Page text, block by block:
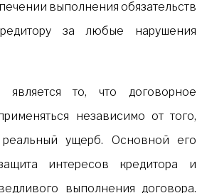
выполнения обязательств
за любые нарушения
то, что договорное
независимо от того,
ущерб. Основной его
интересов кредитора и
выполнения договора.